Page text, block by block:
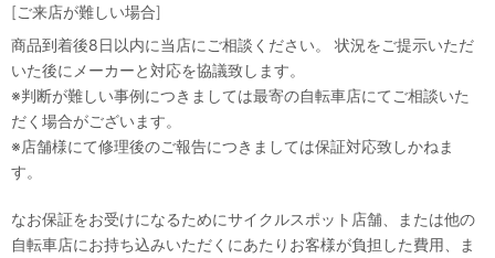
[ご来店が難しい場合]
商品到着後8日以内に当店にご相談ください。 状況をご提示いただ
いた後にメーカーと対応を協議致します。
※判断が難しい事例につきましては最寄の自転車店にてご相談いた
だく場合がございます。
※店舗様にて修理後のご報告につきましては保証対応致しかねま
す。
なお保証をお受けになるためにサイクルスポット店舗、または他の
自転車店にお持ち込みいただくにあたりお客様が負担した費用、ま